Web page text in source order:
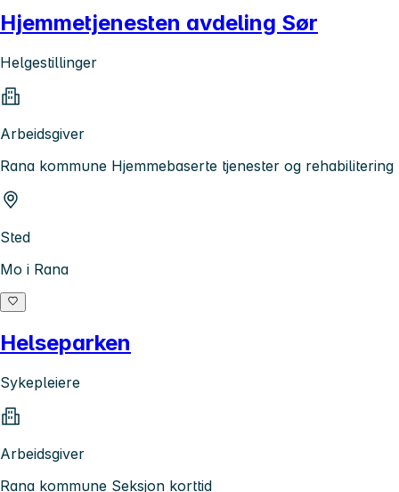
Hjemmetjenesten avdeling Sør
Helgestillinger
Arbeidsgiver
Rana kommune Hjemmebaserte tjenester og rehabilitering
Sted
Mo i Rana
Helseparken
Sykepleiere
Arbeidsgiver
Rana kommune Seksjon korttid